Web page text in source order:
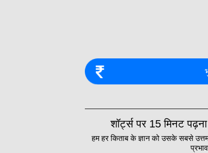
शॉर्ट्स पर 15 मिनट
हम हर किताब के ज्ञान को उसके सबसे